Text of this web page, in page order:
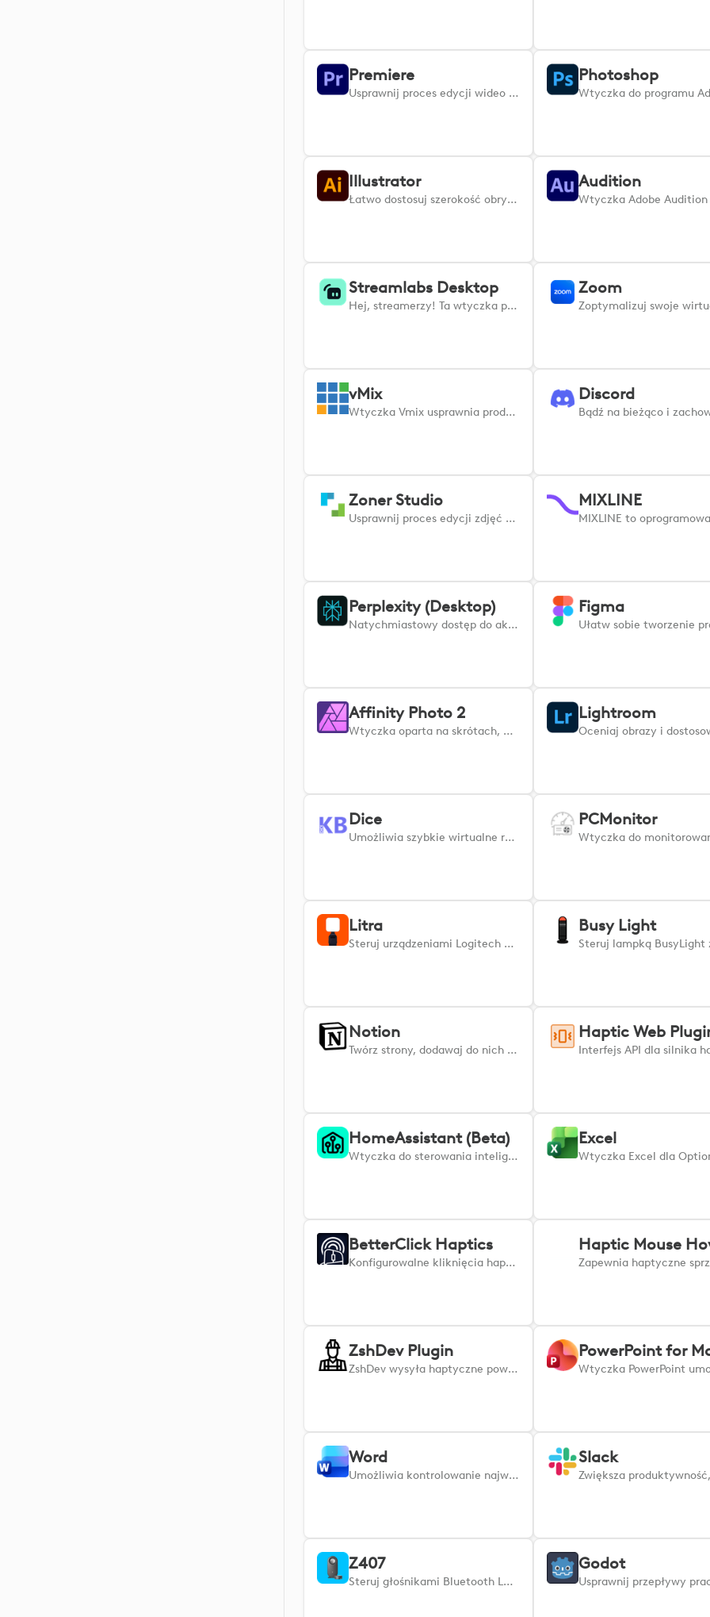
Premiere
Usprawnij proces edycji wideo w programie Adobe Premiere Pro. Ta wtyczka płynnie integruje się z programem Premiere Pro, zapewniając bezpośrednią kontrolę nad kluczowymi funkcjami z urządzeń Logi. Wycinaj, przycinaj, układaj klipy, dostosowuj poziomy audio, stosuj przejścia i intuicyjnie zarządzaj odtwarzaniem za pomocą dotykowych wejść. Poruszaj się po osiach czasu, dostosowuj efekty, zarządzaj klatkami kluczowymi i przełączaj się między trybami edycji bez wysiłku. Niezależnie od tego, czy podejmujesz się złożonych projektów, czy dokonujesz drobnych korekt, ta wtyczka usprawnia działanie programu Premiere Pro, oferując precyzyjną kontrolę i zwiększoną wydajność wszystkich zadań związanych z edycją wideo.
Photoshop
Illustrator
Łatwo dostosuj szerokość obrysu, rozmiar czcionki, krycie i inne parametry w programie Adobe Illustrator.
Audition
Streamlabs Desktop
Hej, streamerzy! Ta wtyczka pozwala kontrolować wszystkie fajne funkcje Streamlabs bezpośrednio z urządzenia Logi.
Zoom
vMix
Wtyczka Vmix usprawnia produkcję wideo na żywo, zapewniając bezpośrednią kontrolę nad funkcjami vMix z urządzeń Logi.
Discord
Zoner Studio
Usprawnij proces edycji zdjęć dzięki oficjalnej wtyczce Loupedeck & Logi dla Zoner Studio.
MIXLINE
Perplexity (Desktop)
Natychmiastowy dostęp do akcji Perplexity tam, gdzie ich potrzebujesz.
Figma
Affinity Photo 2
Wtyczka oparta na skrótach, która umożliwia użytkownikom dostęp do najczęściej używanych poleceń w Affinity Photo.
Lightroom
Dice
Umożliwia szybkie wirtualne rzucanie kostką.
PCMonitor
Litra
Steruj urządzeniami Logitech Litra bezpośrednio za pomocą konsoli MX Creative Console lub pierścienia Actions Ring.
Busy Light
Notion
Twórz strony, dodawaj do nich listy, tekst i wiele innych bloków. Nawigacja i reorganizacja treści
Haptic Web
HomeAssistant (Beta)
Wtyczka do sterowania inteligentnym domem za pośrednictwem Home Assistant. Aby rozpocząć, postępuj zgodnie z instrukcją konfiguracji dostępną pod adresem: https://github.com/Logitech/cto-HomeAssistantPlugin-OptionsPlus Należy pamiętać, że jest to projekt studencki autorstwa Cristiana Safty i nie jest on oficjalnie obsługiwany przez firmę Logitech. Firma Logitech nie udziela żadnych gwarancji ani wsparcia technicznego dla tej wtyczki.
Excel
BetterClick Haptics
Konfigurowalne kliknięcia haptyczne: wybierz lewe/prawe kliknięcie i przytrzymaj haptykę. Wyraźne potwierdzenie dotykowe dla większej precyzji.
Haptic Mouse
ZshDev Plugin
ZshDev wysyła haptyczne powiadomienia o zakończeniu kompilacji oraz ostrzeżenia dotyczące obciążenia procesora i pamięci RAM – zarówno w terminalu, jak i za pomocą wibracji – co pozwala wykrywać ciche awarie. Dostosuj ustawienia! Wtyczka ZshDev zapewnia haptyczne powiadomienie w momencie zakończenia kompilacji, dzięki czemu nie musisz ciągle sprawdzać terminala. Monitoruje również obciążenie procesora i pamięci RAM podczas kompilacji i ostrzega, gdy poziom wykorzystania zasobów zbliża się do krytycznego poziomu, pomagając w wykryciu cichych awarii. Jeśli zużycie zasobów wzrośnie zbyt wysoko, otrzymasz wyraźne ostrzeżenie w terminalu oraz alert wibracyjny, dzięki czemu będziesz mógł natychmiast zareagować. Ustaw własne progi, częstotliwość monitorowania itp. za pomocą akcji „Otwórz ustawienia”.
PowerPoint for
Word
Umożliwia kontrolowanie najważniejszych zadań edycji, formatowania i nawigacji w programie Microsoft Word za pomocą wygodnych skrótów na komputerach Mac i Windows. Dzięki tym kluczowym poleceniom możesz bez wysiłku tworzyć, formatować, przeglądać i zarządzać dokumentami, dzięki czemu Twoja praca będzie szybka, skoncentrowana i w pełni w Twoich rękach.
Slack
Z407
Steruj głośnikami Bluetooth Logitech Z407 za pomocą konsoli MX Creative Console lub pierścienia Actions Ring.
Godot